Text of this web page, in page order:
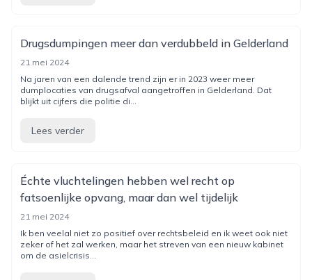
Drugsdumpingen meer dan verdubbeld in Gelderland
21 mei 2024
Na jaren van een dalende trend zijn er in 2023 weer meer
dumplocaties van drugsafval aangetroffen in Gelderland. Dat
blijkt uit cijfers die politie di...
Lees verder
Échte vluchtelingen hebben wel recht op
fatsoenlijke opvang, maar dan wel tijdelijk
21 mei 2024
Ik ben veelal niet zo positief over rechtsbeleid en ik weet ook niet
zeker of het zal werken, maar het streven van een nieuw kabinet
om de asielcrisis...